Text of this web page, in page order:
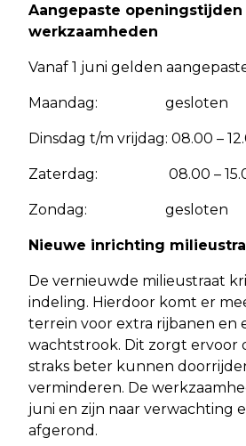
Aangepaste
werkzaamheden
Vanaf 1 juni gelden
Maandag: gesloten
Dinsdag t/m vrijdag: 08.00 –
Zaterdag: 08.00 –
Zondag: gesloten
Nieuwe inrichting
De vernieuwde milieustraat
indeling. Hierdoor komt er
terrein voor extra rijbanen en
wachtstrook. Dit zorgt ervoor
straks beter kunnen
verminderen. De
juni en zijn naar verwachting
afgerond.